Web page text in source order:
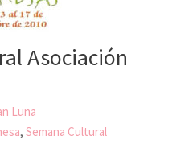
Asociación
Luna
,Semana Cultural